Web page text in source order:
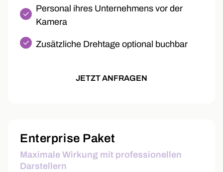
Personal ihres Unternehmens vor der
Kamera
Zusätzliche Drehtage optional buchbar
JETZT ANFRAGEN
Enterprise Paket
Maximale Wirkung mit professionellen
Darstellern